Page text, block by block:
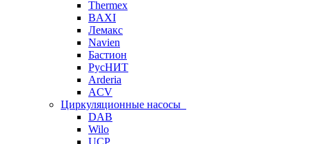
Thermex
BAXI
Лемакс
Navien
Бастион
РусНИТ
Arderia
ACV
Циркуляционные насосы
DAB
Wilo
UCP